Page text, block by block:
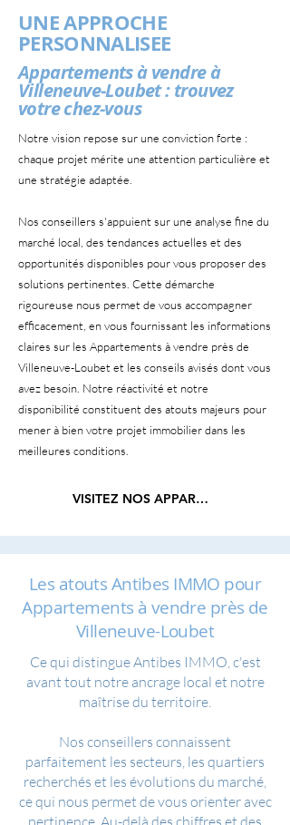
UNE APPROCHE
PERSONNALISEE
Appartements à vendre à
Villeneuve-Loubet : trouvez
votre chez-vous
Notre vision repose sur une conviction forte :
chaque projet mérite une attention particulière et
une stratégie adaptée.
Nos conseillers s'appuient sur une analyse fine du
marché local, des tendances actuelles et des
opportunités disponibles pour vous proposer des
solutions pertinentes. Cette démarche
rigoureuse nous permet de vous accompagner
efficacement, en vous fournissant les informations
claires sur les Appartements à vendre près de
Villeneuve-Loubet et les conseils avisés dont vous
avez besoin. Notre réactivité et notre
disponibilité constituent des atouts majeurs pour
mener à bien votre projet immobilier dans les
meilleures conditions.
VISITEZ NOS APPARTEMENTS
Les atouts Antibes IMMO pour
Appartements à vendre près de
Villeneuve-Loubet
Ce qui distingue Antibes IMMO, c'est
avant tout notre ancrage local et notre
maîtrise du territoire.
Nos conseillers connaissent
parfaitement les secteurs, les quartiers
recherchés et les évolutions du marché,
ce qui nous permet de vous orienter avec
pertinence. Au-delà des chiffres et des